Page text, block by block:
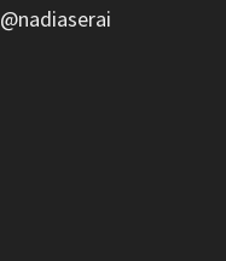
@nadiaserai